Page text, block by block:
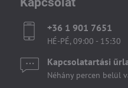
+36 1 901 7651
HÉ-PÉ, 09:00 - 15:30
Kapcsolatartási
Néhány percen belül